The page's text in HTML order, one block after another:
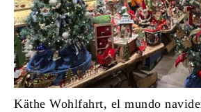
Käthe Wohlfahrt, el mundo